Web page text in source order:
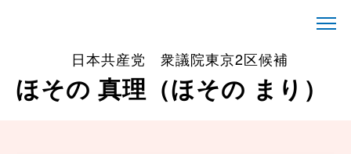
日本共産党 衆議院東京2区候補
ほその 真理（ほその まり）